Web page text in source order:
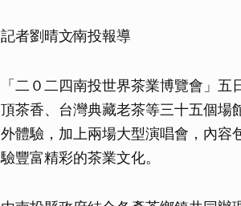
記者劉晴文∕南投報導
「二０二四南投世界茶業博覽會」
頂茶香、台灣典藏老茶等三十五個場
外體驗，加上兩場大型演唱會，內容
驗豐富精彩的茶業文化。